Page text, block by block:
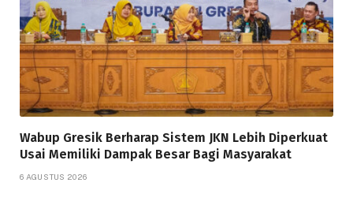
Wabup Gresik Berharap Sistem JKN Lebih Diperkuat
Usai Memiliki Dampak Besar Bagi Masyarakat
6 AGUSTUS 2026